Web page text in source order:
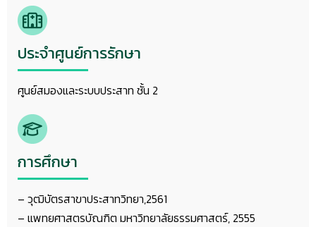
ประจำศูนย์การรักษา
ศูนย์สมองและระบบประสาท ชั้น 2
การศึกษา
– วุฒิบัตรสาขาประสาทวิทยา,2561
– แพทยศาสตรบัณฑิต มหาวิทยาลัยธรรมศาสตร์, 2555